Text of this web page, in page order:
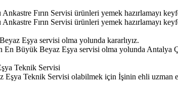
Fırın Servisi ürünleri yemek hazırlamayı
Ankastre Fırın Servisi ürünleri yemek hazırlamayı
Eşya servisi olma yolunda kararlıyız.
En Büyük Beyaz Eşya servisi olma yolunda
Teknik Servisi
Eşya Teknik Servisi olabilmek için İşinin ehli